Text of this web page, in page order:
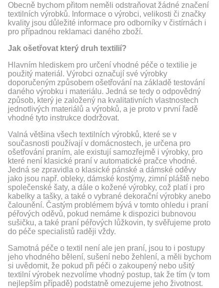
Obecně bychom přitom neměli odstraňovat žádné značení
textilních výrobků. Informace o výrobci, velikosti či značky
kvality jsou důležité informace pro odborníky v čistírnách i
pro případnou reklamaci daného zboží.
Jak ošetřovat který druh textilií?
Hlavním hlediskem pro určení vhodné péče o textilie je
použitý materiál. Výrobci označují své výrobky
doporučeným způsobem ošetřování na základě testování
daného výrobku i materiálu. Jedná se tedy o odpovědný
způsob, který je založený na kvalitativních vlastnostech
jednotlivých materiálů a výrobků, a je proto v první řadě
vhodné tyto instrukce dodržovat.
Valná většina všech textilních výrobků, které se v
současnosti používají v domácnostech, je určena pro
ošetřování praním, ale existují samozřejmě i výrobky, pro
které není klasické praní v automatické pračce vhodné.
Jedná se zpravidla o klasické pánské a dámské oděvy
jako jsou např. obleky, dámské kostýmy, zimní pláště nebo
společenské šaty, a dále o kožené výrobky, což platí i pro
kabelky a tašky, a také o vybrané dekorační výrobky anebo
čalounění. Častým problémem bývá v tomto ohledu i praní
péřových oděvů, pokud nemáme k dispozici bubnovou
sušičku, a také praní péřových lůžkovin, ty svěřujeme proto
do péče specialistů raději vždy.
Samotná péče o textil není ale jen praní, jsou to i postupy
jeho vhodného bělení, sušení nebo žehlení, a měli bychom
si uvědomit, že pokud při péči o zakoupený nebo ušitý
textilní výrobek nezvolíme vhodný postup, tak že tím (v tom
nejlepším případě) podstatně omezujeme jeho životnost.